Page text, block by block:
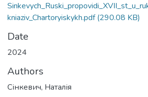
kniaziv_Chartoryiskykh.pdf(290.08 KB)
Date
2024
Authors
Сінкевич, Наталія